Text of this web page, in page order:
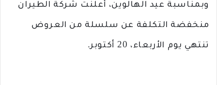
وبمناسبة عيد الهالوين، أعلنت شركة الطيران
منخفضة التكلفة عن سلسلة من العروض
تنتهي يوم الأربعاء، 20 أكتوبر.